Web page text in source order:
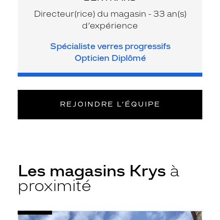
Directeur(rice) du magasin - 33 an(s)
d’expérience
Spécialiste verres progressifs
Opticien Diplômé
REJOINDRE L’ÉQUIPE
Les magasins Krys à
proximité
Opticien
Voir